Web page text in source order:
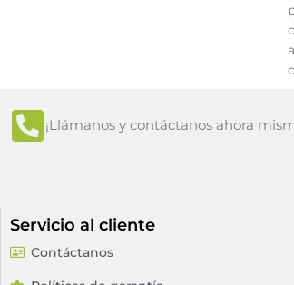
¡Llámanos y contáctanos ahora
Servicio al cliente
Contáctanos